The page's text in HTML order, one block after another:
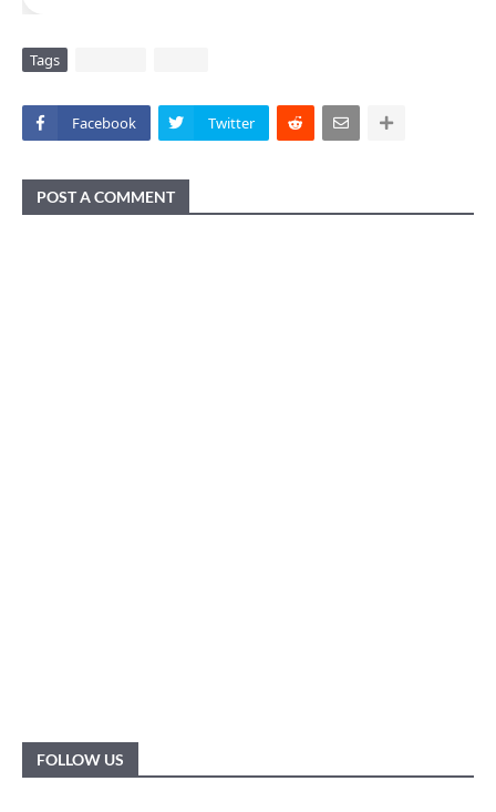
Tags
Facebook Twitter
POST A COMMENT
FOLLOW US